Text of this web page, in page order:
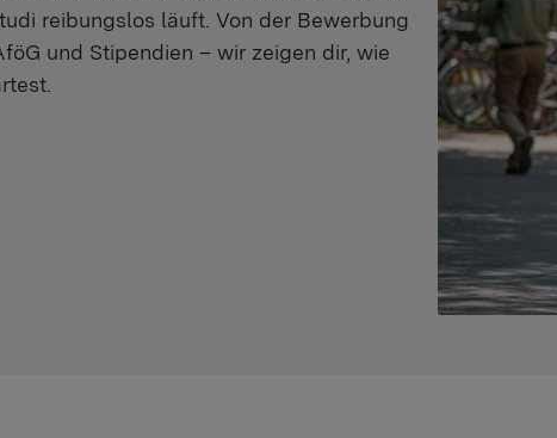
reibungslos läuft. Von der Bewerbung
und Stipendien – wir zeigen dir, wie